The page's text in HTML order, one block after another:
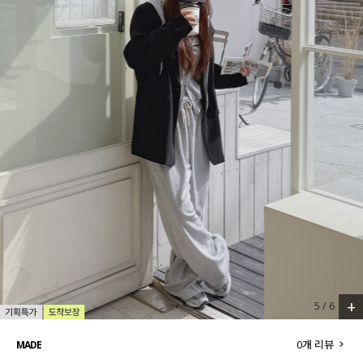
도착보장⚡
베스트
세트할인 ~30%
하객룩
110사이즈
ALL
익스클루시브
아우터
티셔츠
니트
블라우스
원피스
팬츠
스커트 5 / 6 +
MADE 0개 리뷰